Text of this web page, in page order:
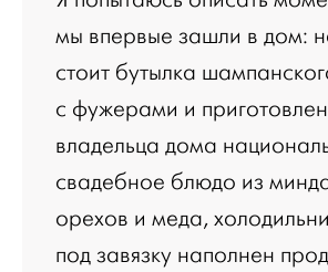
мы впервые зашли в дом:
стоит бутылка
с фужерами и
владельца дома
свадебное блюдо из
орехов и меда,
под завязку наполнен